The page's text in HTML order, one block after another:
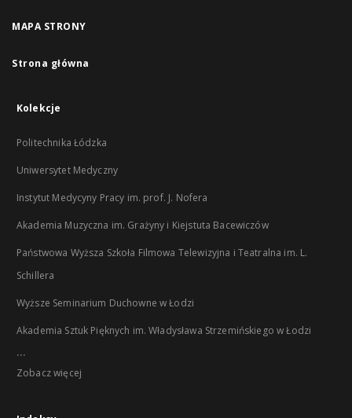
MAPA STRONY
Strona główna
Kolekcje
Politechnika Łódzka
Uniwersytet Medyczny
Instytut Medycyny Pracy im. prof. J. Nofera
Akademia Muzyczna im. Grażyny i Kiejstuta Bacewiczów
Państwowa Wyższa Szkoła Filmowa Telewizyjna i Teatralna im. L.
Schillera
Wyższe Seminarium Duchowne w Łodzi
Akademia Sztuk Pięknych im. Władysława Strzemińskiego w Łodzi
...
Zobacz więcej